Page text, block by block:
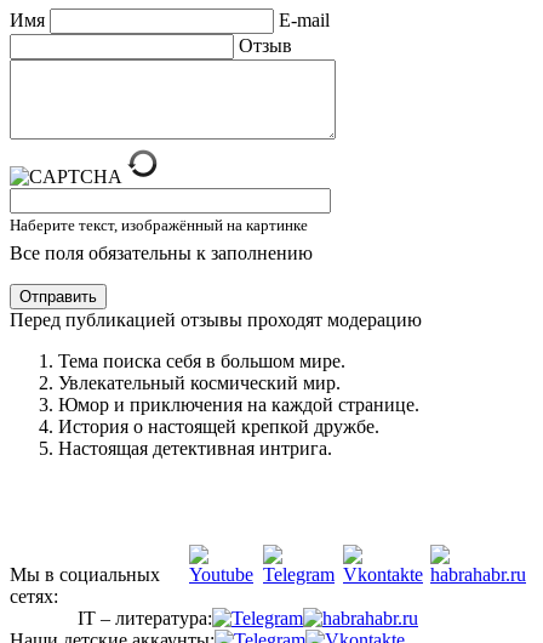
Имя
E-mail
Отзыв
Наберите текст, изображённый на картинке
Все поля обязательны к заполнению
Отправить
Перед публикацией отзывы проходят модерацию
Тема поиска себя в большом мире.
Увлекательный космический мир.
Юмор и приключения на каждой странице.
История о настоящей крепкой дружбе.
Настоящая детективная интрига.
Мы в социальных
сетях:
IT – литература: